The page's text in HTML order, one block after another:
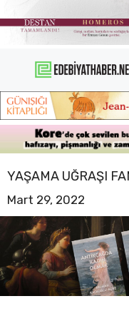
atla
YAŞAMA UĞRAŞI
Mart 29, 2022